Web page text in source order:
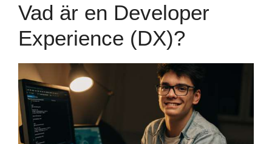
Vad är en Developer
Experience (DX)?